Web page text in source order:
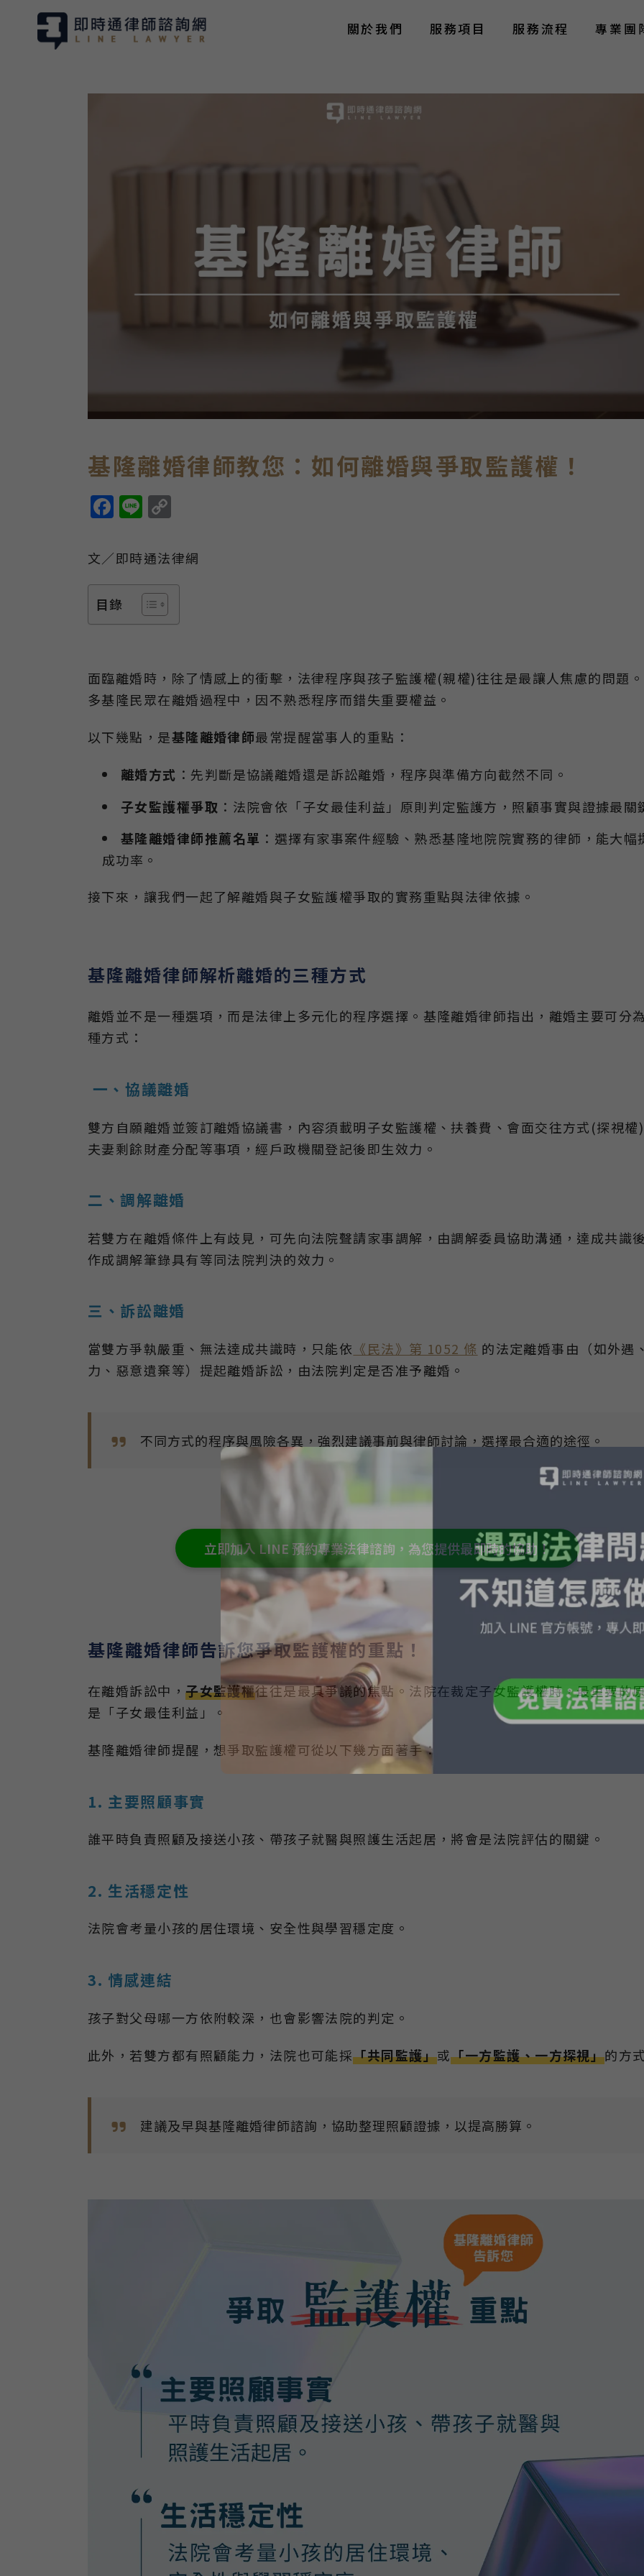
關於我們 服務項目 服務流程 專業團
基隆離婚律師教您：如何離婚與爭取監護權！
Facebook
Line
文／即時通法律網
目錄
面臨離婚時，除了情感上的衝擊，法律程序與孩子監護權(親權)往往是最讓人焦慮的問題
多基隆民眾在離婚過程中，因不熟悉程序而錯失重要權益。
以下幾點，是基隆離婚律師最常提醒當事人的重點：
離婚方式 ：先判斷是協議離婚還是訴訟離婚，程序與準備方向截然不同。
子女監護權爭取 ：法院會依「子女最佳利益」原則判定監護方，照顧事實與證據最關
基隆離婚律師推薦名單 ：選擇有家事案件經驗、熟悉基隆地院院實務的律師，能大幅
成功率。
接下來，讓我們一起了解離婚與子女監護權爭取的實務重點與法律依據。
基隆離婚律師解析離婚的三種方式
離婚並不是一種選項，而是法律上多元化的程序選擇。基隆離婚律師指出，離婚主要可分
種方式：
一、協議離婚
雙方自願離婚並簽訂離婚協議書，內容須載明子女監護權、扶養費、會面交往方式(探視權
夫妻剩餘財產分配等事項，經戶政機關登記後即生效力。
二、調解離婚
若雙方在離婚條件上有歧見，可先向法院聲請家事調解，由調解委員協助溝通，達成共識
作成調解筆錄具有等同法院判決的效力。
三、訴訟離婚
當雙方爭執嚴重、無法達成共識時，只能依 《民法》第 1052 條 的法定離婚事由（如外遇
力、惡意遺棄等）提起離婚訴訟，由法院判定是否准予離婚。
不同方式的程序與風險各異，強烈建議事前與律師討論，選擇最合適的途徑。
立即加入 LINE 預約專業法律諮詢，為您提供最即時的協助！
基隆離婚律師告訴您爭取監護權的重點！
在離婚訴訟中，子女監護權往往是最具爭議的焦點。法院在裁定子女監護權時，最重要的
是「子女最佳利益」。
基隆離婚律師提醒，想爭取監護權可從以下幾方面著手：
1. 主要照顧事實
誰平時負責照顧及接送小孩、帶孩子就醫與照護生活起居，將會是法院評估的關鍵。
2. 生活穩定性
法院會考量小孩的居住環境、安全性與學習穩定度。
3. 情感連結
孩子對父母哪一方依附較深，也會影響法院的判定。
此外，若雙方都有照顧能力，法院也可能採「共同監護」或「一方監護、一方探視」的方
建議及早與基隆離婚律師諮詢，協助整理照顧證據，以提高勝算。